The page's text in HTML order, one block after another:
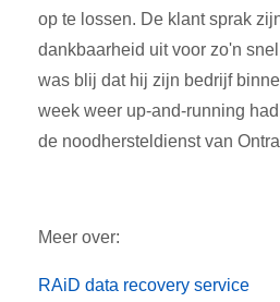
op te lossen. De klant sprak
dankbaarheid uit voor zo'n
was blij dat hij zijn bedrijf
week weer up-and-running
de noodhersteldienst van
Meer over:
RAiD data recovery service